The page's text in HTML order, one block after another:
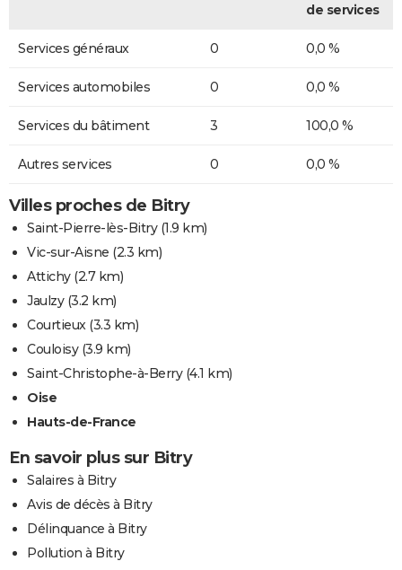
de services
Services généraux 0 0,0 %
Services automobiles 0 0,0 %
Services du bâtiment 3 100,0 %
Autres services 0 0,0 %
Villes proches de Bitry
Saint-Pierre-lès-Bitry(1.9 km)
Vic-sur-Aisne (2.3 km)
Attichy(2.7 km)
Jaulzy(3.2 km)
Courtieux(3.3 km)
Couloisy(3.9 km)
Saint-Christophe-à-Berry(4.1 km)
Oise
Hauts-de-France
En savoir plus sur Bitry
Salaires à Bitry
Avis de décès à Bitry
Délinquance à Bitry
Pollution à Bitry